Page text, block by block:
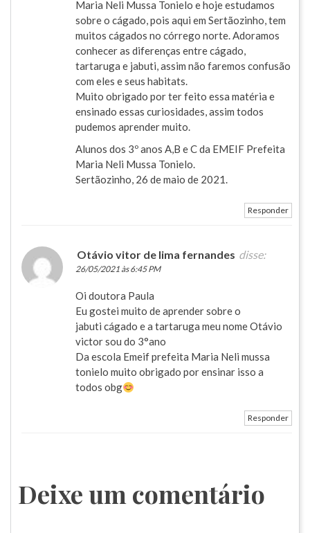
Maria Neli Mussa Tonielo e hoje estudamos
sobre o cágado, pois aqui em Sertãozinho, tem
muitos cágados no córrego norte. Adoramos
conhecer as diferenças entre cágado,
tartaruga e jabuti, assim não faremos confusão
com eles e seus habitats.
Muito obrigado por ter feito essa matéria e
ensinado essas curiosidades, assim todos
pudemos aprender muito.
Alunos dos 3º anos A,B e C da EMEIF Prefeita
Maria Neli Mussa Tonielo.
Sertãozinho, 26 de maio de 2021.
Responder
Otávio vitor de lima fernandes disse:
26/05/2021 às 6:45 PM
Oi doutora Paula
Eu gostei muito de aprender sobre o
jabuti cágado e a tartaruga meu nome Otávio
victor sou do 3°ano
Da escola Emeif prefeita Maria Neli mussa
tonielo muito obrigado por ensinar isso a
todos obg
Responder
Deixe um comentário